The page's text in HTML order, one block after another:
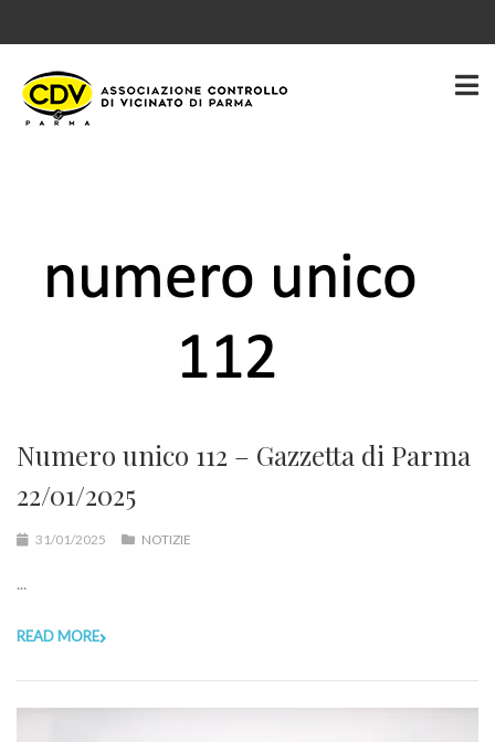
Numero unico 112 – Gazzetta di Parma
22/01/2025
31/01/2025 NOTIZIE
...
READ MORE